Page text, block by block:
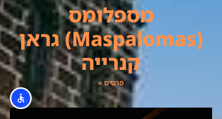
מספלומס
(Maspalomas) גראן
קנרייה
פרטים »